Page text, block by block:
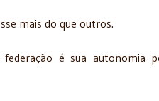
mais do que outros.
é sua autonomia